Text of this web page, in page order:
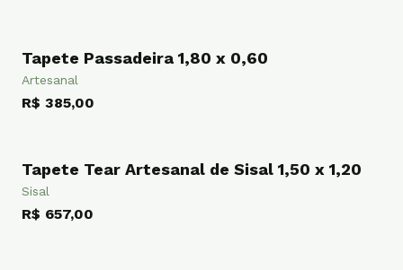
PASSADEIRA
Tapete Passadeira 1,80 x 0,60
Artesanal
R$ 385,00
TAPETE
Tapete Tear Artesanal de Sisal 1,50 x 1,20
Sisal
R$ 657,00